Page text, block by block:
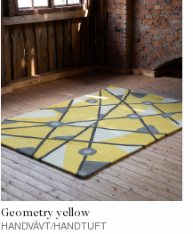
Geometry yellow
HANDVÄVT/HANDTUFT